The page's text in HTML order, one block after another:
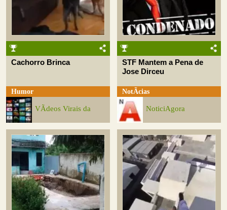
Cachorro Brinca
Humor
VÃ­deos Virais da
STF Mantem a Pena de
Jose Dirceu
NotÃ­cias
NoticiAgora